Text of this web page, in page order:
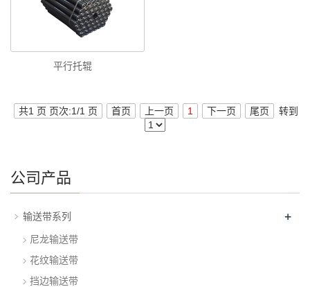
平行托辊
共1 页 页次:1/1 页 首页 上一页 1 下一页 尾页 转到
公司产品
输送带系列 +
尼龙输送带
花纹输送带
挡边输送带